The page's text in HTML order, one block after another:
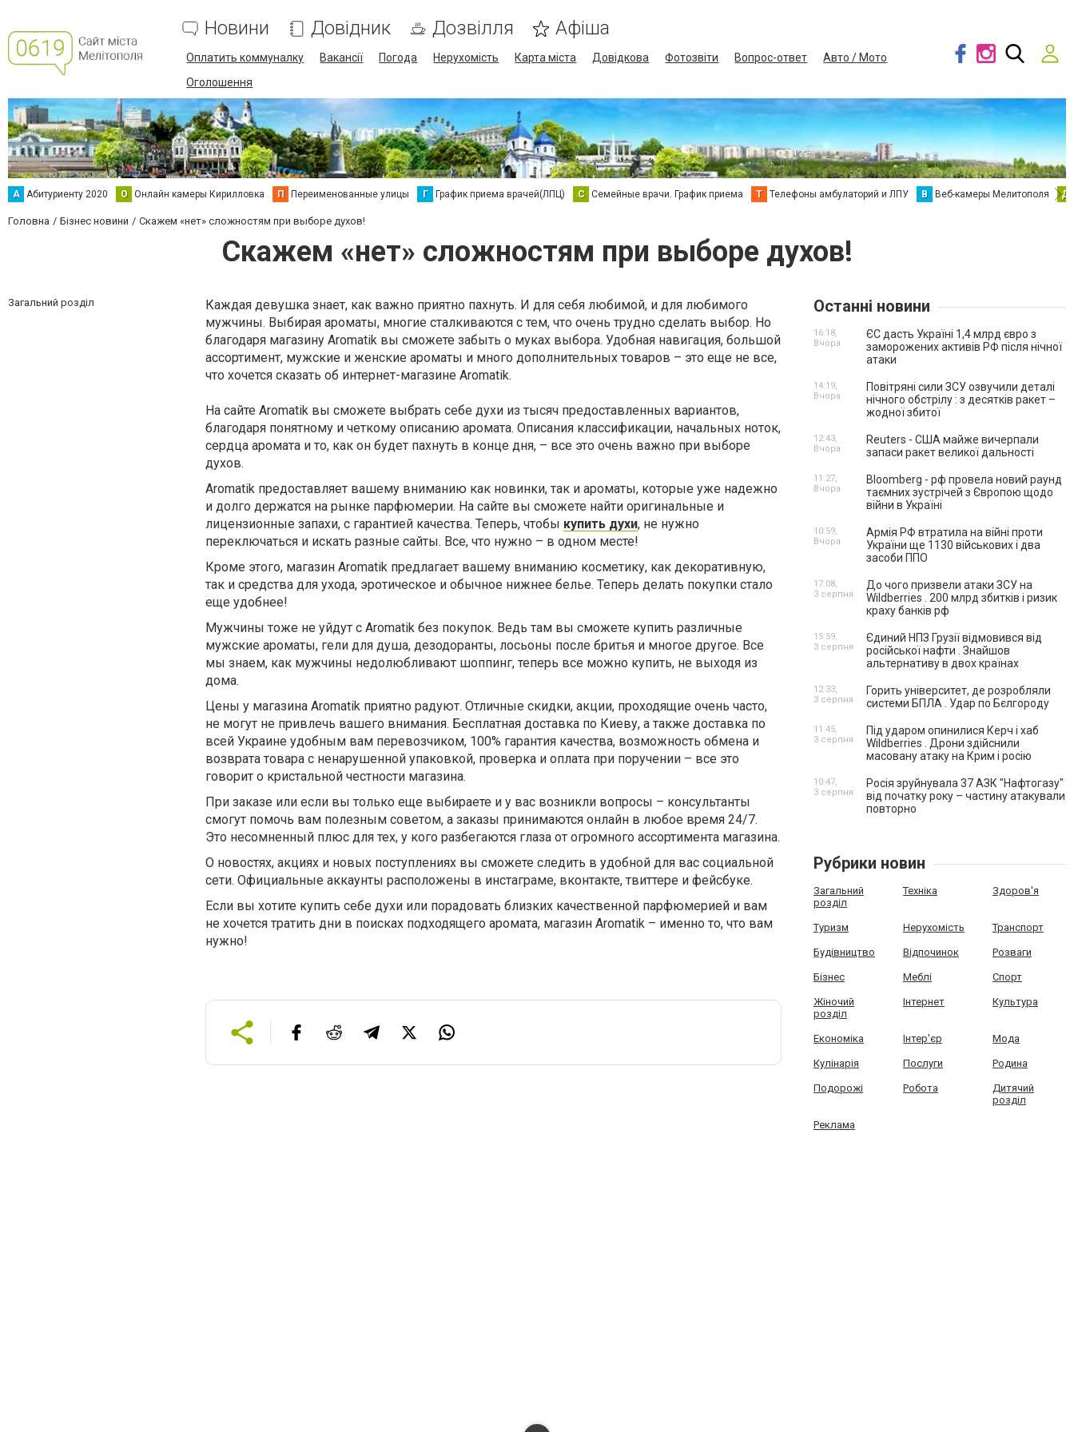
Новини Довідник Дозвілля Афіша
Оплатить коммуналку Вакансії Погода Нерухомість Карта міста Довідкова Фотозвіти Вопрос-ответ
Авто / Мото
Оголошення
А Абитуриенту 2020 О Онлайн камеры Кирилловка П Переименованные улицы Г График приема врачей(ЛПЦ) С Семейные врачи. График приема Т Телефоны амбулаторий и ЛПУ В Веб-камеры Мелитополя Д
Головна Бізнес новини Скажем «нет» сложностям при выборе духов!
Скажем «нет» сложностям при выборе духов!
Загальний розділ
Каждая девушка знает, как важно приятно пахнуть. И для себя любимой, и для любимого
мужчины. Выбирая ароматы, многие сталкиваются с тем, что очень трудно сделать выбор. Но
благодаря магазину Aromatik вы сможете забыть о муках выбора. Удобная навигация, большой
ассортимент, мужские и женские ароматы и много дополнительных товаров – это еще не все,
что хочется сказать об интернет-магазине Aromatik.
На сайте Aromatik вы сможете выбрать себе духи из тысяч предоставленных вариантов,
благодаря понятному и четкому описанию аромата. Описания классификации, начальных ноток,
сердца аромата и то, как он будет пахнуть в конце дня, – все это очень важно при выборе
духов.
Aromatik предоставляет вашему вниманию как новинки, так и ароматы, которые уже надежно
и долго держатся на рынке парфюмерии. На сайте вы сможете найти оригинальные и
лицензионные запахи, с гарантией качества. Теперь, чтобы купить духи, не нужно
переключаться и искать разные сайты. Все, что нужно – в одном месте!
Кроме этого, магазин Aromatik предлагает вашему вниманию косметику, как декоративную,
так и средства для ухода, эротическое и обычное нижнее белье. Теперь делать покупки стало
еще удобнее!
Мужчины тоже не уйдут с Aromatik без покупок. Ведь там вы сможете купить различные
мужские ароматы, гели для душа, дезодоранты, лосьоны после бритья и многое другое. Все
мы знаем, как мужчины недолюбливают шоппинг, теперь все можно купить, не выходя из
дома.
Цены у магазина Aromatik приятно радуют. Отличные скидки, акции, проходящие очень часто,
не могут не привлечь вашего внимания. Бесплатная доставка по Киеву, а также доставка по
всей Украине удобным вам перевозчиком, 100% гарантия качества, возможность обмена и
возврата товара с ненарушенной упаковкой, проверка и оплата при поручении – все это
говорит о кристальной честности магазина.
При заказе или если вы только еще выбираете и у вас возникли вопросы – консультанты
смогут помочь вам полезным советом, а заказы принимаются онлайн в любое время 24/7.
Это несомненный плюс для тех, у кого разбегаются глаза от огромного ассортимента магазина.
О новостях, акциях и новых поступлениях вы сможете следить в удобной для вас социальной
сети. Официальные аккаунты расположены в инстаграме, вконтакте, твиттере и фейсбуке.
Если вы хотите купить себе духи или порадовать близких качественной парфюмерией и вам
не хочется тратить дни в поисках подходящего аромата, магазин Aromatik – именно то, что вам
нужно!
Останні новини
ЄС дасть Україні 1,4 млрд євро з
заморожених активів РФ після нічної
атаки
16:18,
Вчора
Повітряні сили ЗСУ озвучили деталі
нічного обстрілу : з десятків ракет –
жодної збитої
14:19,
Вчора
Reuters - США майже вичерпали
запаси ракет великої дальності
12:43,
Вчора
Bloomberg - рф провела новий раунд
таємних зустрічей з Європою щодо
війни в Україні
11:27,
Вчора
Армія РФ втратила на війні проти
України ще 1130 військових і два
засоби ППО
10:59,
Вчора
До чого призвели атаки ЗСУ на
Wildberries . 200 млрд збитків і ризик
краху банків рф
17:08,
3 серпня
Єдиний НПЗ Грузії відмовився від
російської нафти . Знайшов
альтернативу в двох країнах
15:59,
3 серпня
Горить університет, де розробляли
системи БПЛА . Удар по Бєлгороду
12:33,
3 серпня
Під ударом опинилися Керч і хаб
Wildberries . Дрони здійснили
масовану атаку на Крим і росію
11:45,
3 серпня
Росія зруйнувала 37 АЗК "Нафтогазу"
від початку року – частину атакували
повторно
10:47,
3 серпня
Рубрики новин
Загальний
розділ
Техніка Здоров'я
Туризм Нерухомість Транспорт
Будівництво Відпочинок Розваги
Бізнес Меблі Спорт
Жіночий
розділ
Інтернет Культура
Економіка Інтер'єр Мода
Кулінарія Послуги Родина
Подорожі Робота
Дитячий
розділ
Реклама